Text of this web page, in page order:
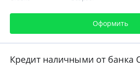
Оформить
Кредит наличными от банка